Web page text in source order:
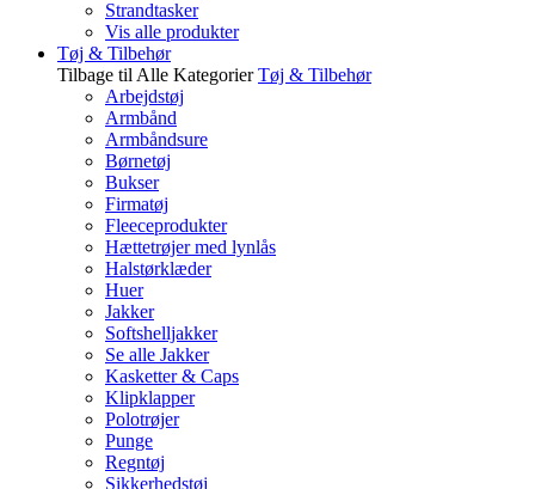
Strandtasker
Vis alle produkter
Tøj & Tilbehør
Tilbage til Alle Kategorier Tøj & Tilbehør
Arbejdstøj
Armbånd
Armbåndsure
Børnetøj
Bukser
Firmatøj
Fleeceprodukter
Hættetrøjer med lynlås
Halstørklæder
Huer
Jakker
Softshelljakker
Se alle Jakker
Kasketter & Caps
Klipklapper
Polotrøjer
Punge
Regntøj
Sikkerhedstøj